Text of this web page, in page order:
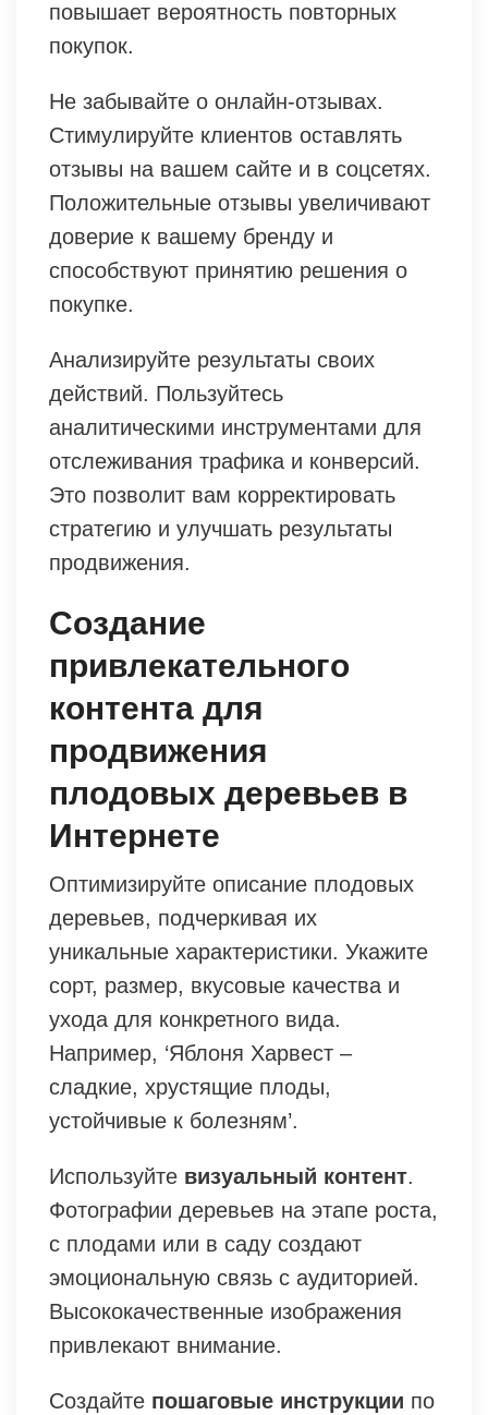
повышает вероятность повторных
покупок.
Не забывайте о онлайн-отзывах.
Стимулируйте клиентов оставлять
отзывы на вашем сайте и в соцсетях.
Положительные отзывы увеличивают
доверие к вашему бренду и
способствуют принятию решения о
покупке.
Анализируйте результаты своих
действий. Пользуйтесь
аналитическими инструментами для
отслеживания трафика и конверсий.
Это позволит вам корректировать
стратегию и улучшать результаты
продвижения.
Создание
привлекательного
контента для
продвижения
плодовых деревьев в
Интернете
Оптимизируйте описание плодовых
деревьев, подчеркивая их
уникальные характеристики. Укажите
сорт, размер, вкусовые качества и
ухода для конкретного вида.
Например, ‘Яблоня Харвест –
сладкие, хрустящие плоды,
устойчивые к болезням’.
Используйте визуальный контент.
Фотографии деревьев на этапе роста,
с плодами или в саду создают
эмоциональную связь с аудиторией.
Высококачественные изображения
привлекают внимание.
Создайте пошаговые инструкции по